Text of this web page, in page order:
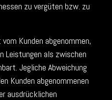
zu vergüten bzw. zu
Kunden abgenommen,
Leistungen als zwischen
Jegliche Abweichung
Kunden abgenommenen
ausdrücklichen